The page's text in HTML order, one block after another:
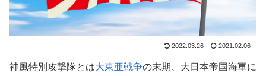
2022.03.26 2021.02.06
神風特別攻撃隊とは大東亜戦争の末期、大日本帝国海軍に